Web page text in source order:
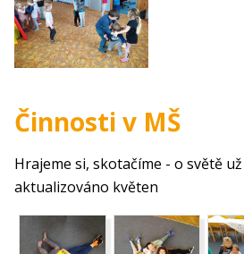
Činnosti v MŠ
Hrajeme si, skotačíme - o světě
aktualizováno květen